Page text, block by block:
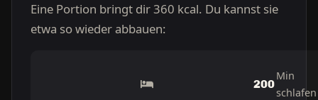
Eine Portion bringt dir 360 kcal. Du kannst sie
etwa so wieder abbauen:
200
Min
schlafen